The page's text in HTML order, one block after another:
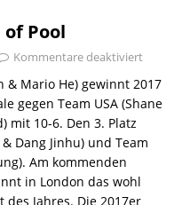
of Pool
Kommentare deaktiviert
& Mario He) gewinnt 2017
gegen Team USA (Shane
mit 10-6. Den 3. Platz
Dang Jinhu) und Team
Am kommenden
in London das wohl
Jahres. Die 2017er